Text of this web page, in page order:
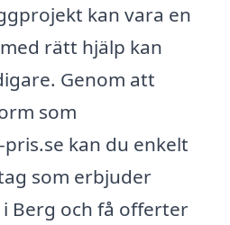
kan vara en
rätt hjälp kan
Genom att
som
kan du enkelt
som erbjuder
Berg och få offerter